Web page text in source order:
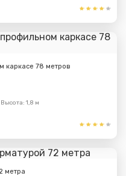
каркасе 78 метров
Высота: 1,8 м
метра